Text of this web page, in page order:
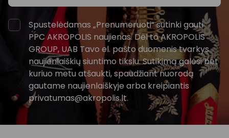
Spustelėdamas „Prenumeruoti“ sutinki gauti
PPC AKROPOLIS naujienas. Dėl to AKROPOLIS
GROUP, UAB Tavo el. pašto duomenis tvarkys
naujienlaiškių siuntimo tikslu. Sutikimą galėsi bet
kuriuo metu atšaukti, spaudžiant nuorodą
gautame naujienlaiškyje arba kreipiantis
privatumas@akropolis.lt.